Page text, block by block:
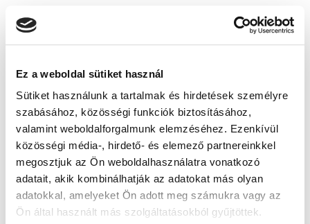
Ez a weboldal sütiket használ
Sütiket használunk a tartalmak és hirdetések személyre
szabásához, közösségi funkciók biztosításához,
valamint weboldalforgalmunk elemzéséhez. Ezenkívül
közösségi média-, hirdető- és elemező partnereinkkel
megosztjuk az Ön weboldalhasználatra vonatkozó
adatait, akik kombinálhatják az adatokat más olyan
adatokkal, amelyeket Ön adott meg számukra vagy az
Ön által használt más szolgáltatásokból gyűjtöttek.